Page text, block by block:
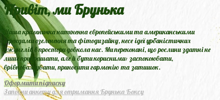
Привіт, ми Брунька
Наша крамничка натхненна європейськими та американськими
трендами озеленення та фітодизайну, несе ідеї урбаністичних
джунглів в простори довкола нас. Ми переконані, що рослини здатні не
лише прикрашати, але й бути корисними: заспокоювати,
врівноважувати, приносити гармонію та затишок.
Оформити підписку
Заповни анкету для отримання Брунька Боксу